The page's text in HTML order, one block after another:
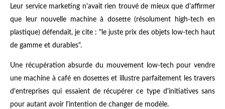
Leur service marketing n'avait rien trouvé de mieux que d'affirmer
que leur nouvelle machine à dosette (résolument high-tech en
plastique) défendait, je cite : "le juste prix des objets low-tech haut
de gamme et durables".
Une récupération absurde du mouvement low-tech pour vendre
une machine à café en dosettes et illustre parfaitement les travers
d'entreprises qui essaient de récupérer ce type d'initiatives sans
pour autant avoir l'intention de changer de modèle.